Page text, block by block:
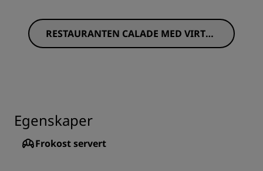
RESTAURANTEN CALADE MED VIRTUE
LL OMVISNING
Egenskaper
Frokost servert